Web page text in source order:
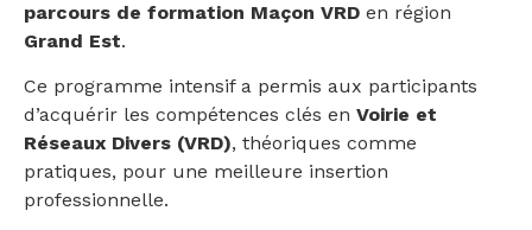
parcours de formation Maçon VRD en région
Grand Est.
Ce programme intensif a permis aux participants
d’acquérir les compétences clés en Voirie et
Réseaux Divers (VRD), théoriques comme
pratiques, pour une meilleure insertion
professionnelle.